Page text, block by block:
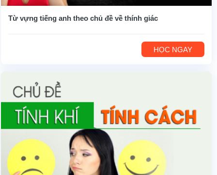
Từ vựng tiếng anh theo chủ đề về thính giác
HỌC NGAY